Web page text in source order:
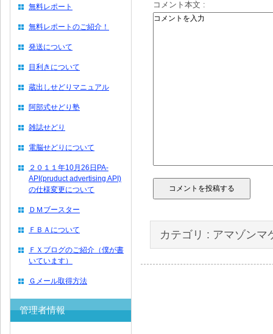
コメント本文 :
カテゴリ : アマゾンマ
無料レポート
無料レポートのご紹介！
発送について
目利きについて
蔵出しせどりマニュアル
阿部式せどり塾
雑誌せどり
電脳せどりについて
２０１１年10月26日PA-
API(pruduct advertising API)
の仕様変更について
ＤＭブースター
ＦＢＡについて
ＦＸブログのご紹介（僕が書
いています）
Ｇメール取得方法
管理者情報